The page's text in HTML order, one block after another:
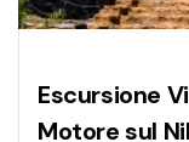
Escursione
Motore sul